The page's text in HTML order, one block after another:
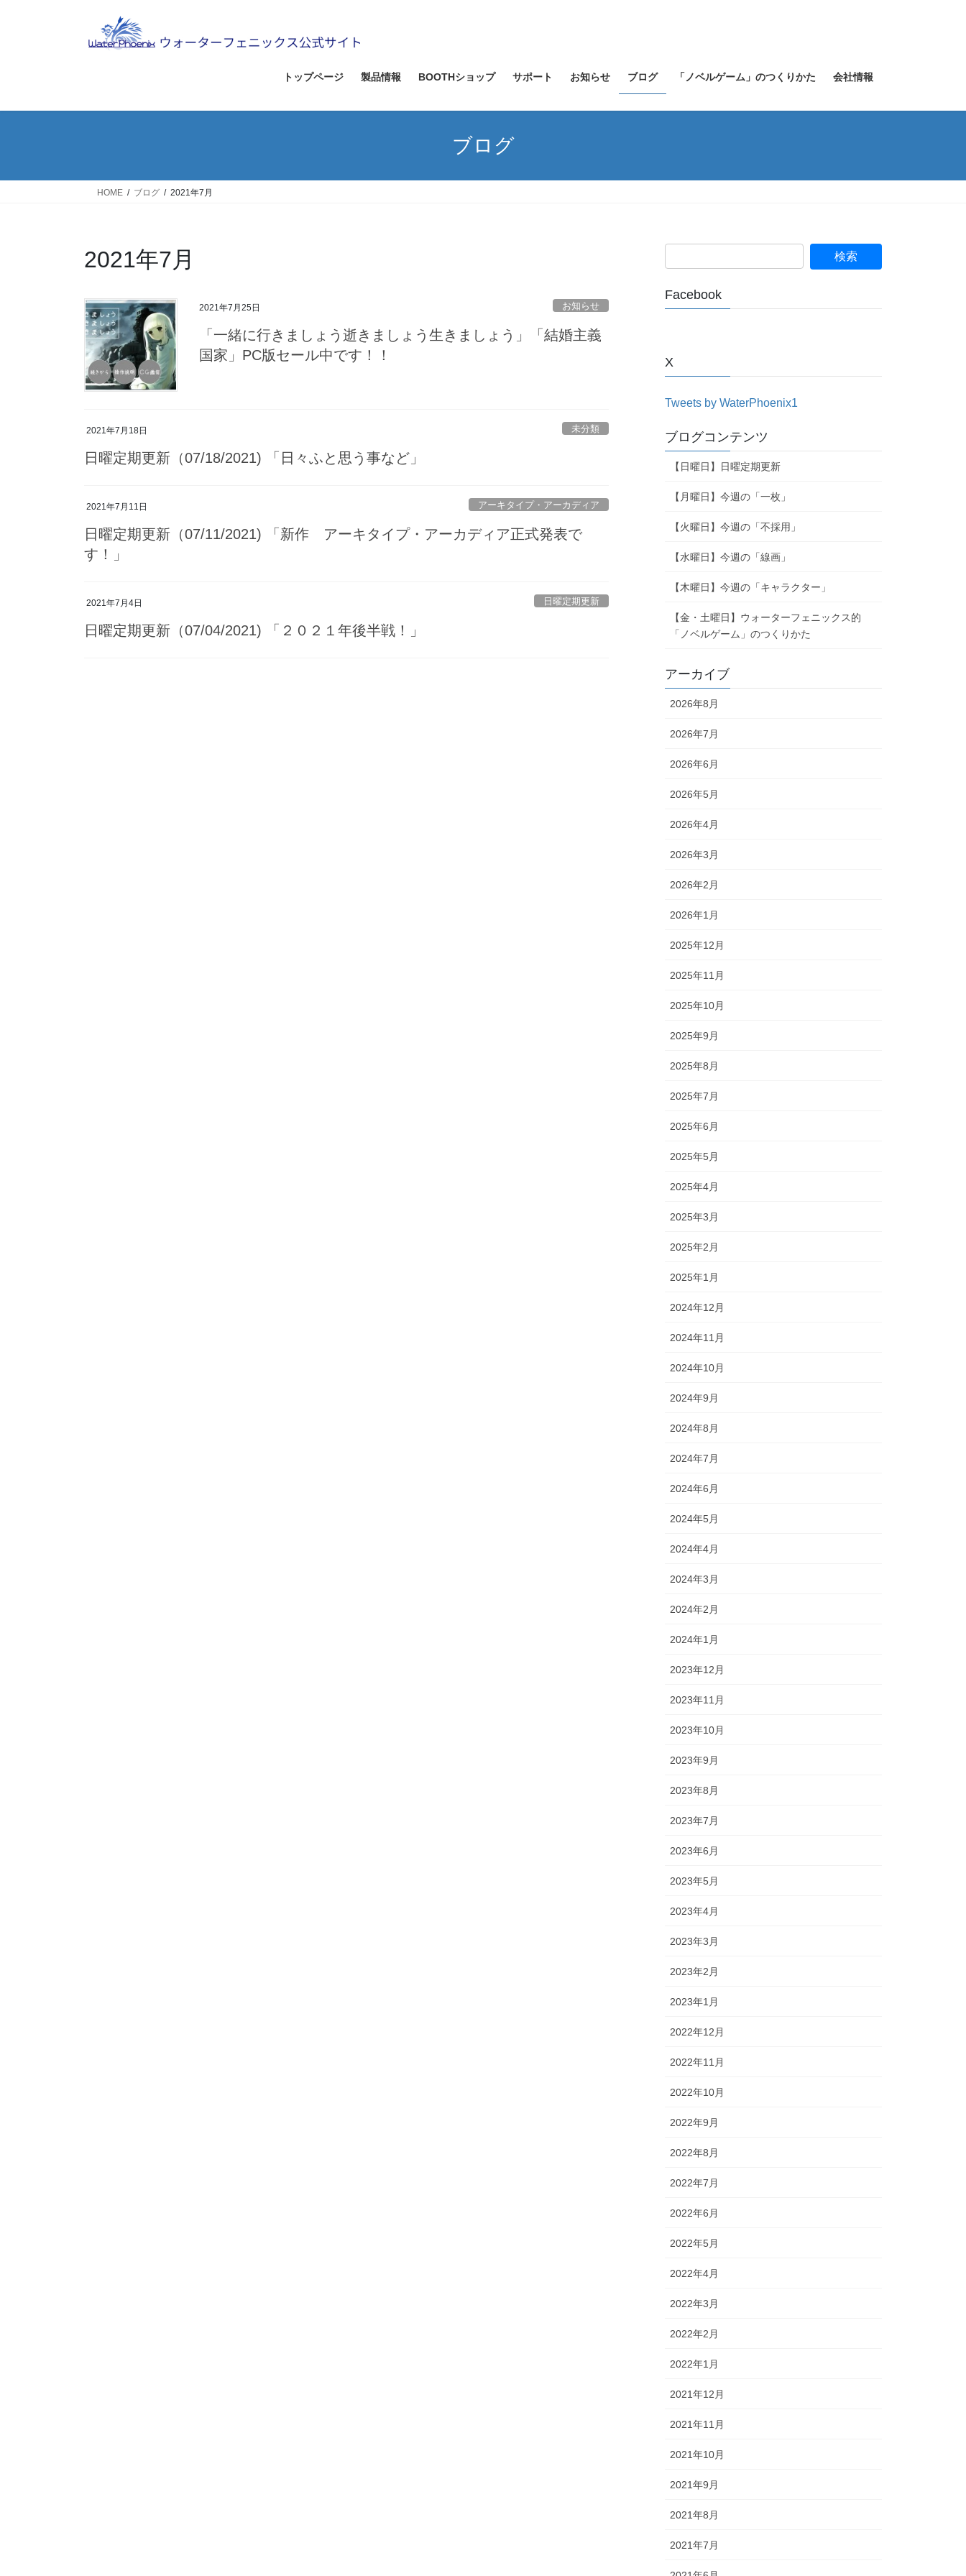
ス
ン
トップページ 製品情報 BOOTHショップ サポート お知らせ ブログ 「ノベルゲーム」のつくりかた 会社情報
ブログ
HOME ブログ 2021年7月
2021年7月
2021年7月25日 お知らせ
「一緒に行きましょう逝きましょう生きましょう」「結婚主義
国家」PC版セール中です！！
2021年7月18日 未分類
日曜定期更新（07/18/2021) 「日々ふと思う事など」
2021年7月11日 アーキタイプ・アーカディア
日曜定期更新（07/11/2021) 「新作 アーキタイプ・アーカディア正式発表で
す！」
2021年7月4日 日曜定期更新
日曜定期更新（07/04/2021) 「２０２１年後半戦！」
Facebook
X
Tweets by WaterPhoenix1
ブログコンテンツ
【日曜日】日曜定期更新
【月曜日】今週の「一枚」
【火曜日】今週の「不採用」
【水曜日】今週の「線画」
【木曜日】今週の「キャラクター」
【金・土曜日】ウォーターフェニックス的
「ノベルゲーム」のつくりかた
アーカイブ
2026年8月
2026年7月
2026年6月
2026年5月
2026年4月
2026年3月
2026年2月
2026年1月
2025年12月
2025年11月
2025年10月
2025年9月
2025年8月
2025年7月
2025年6月
2025年5月
2025年4月
2025年3月
2025年2月
2025年1月
2024年12月
2024年11月
2024年10月
2024年9月
2024年8月
2024年7月
2024年6月
2024年5月
2024年4月
2024年3月
2024年2月
2024年1月
2023年12月
2023年11月
2023年10月
2023年9月
2023年8月
2023年7月
2023年6月
2023年5月
2023年4月
2023年3月
2023年2月
2023年1月
2022年12月
2022年11月
2022年10月
2022年9月
2022年8月
2022年7月
2022年6月
2022年5月
2022年4月
2022年3月
2022年2月
2022年1月
2021年12月
2021年11月
2021年10月
2021年9月
2021年8月
2021年7月